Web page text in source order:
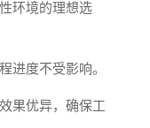
环境的理想选
进度不受影响。
果优异，确保工